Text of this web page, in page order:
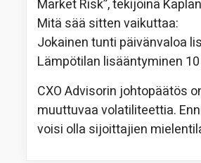
Market Risk”, tekijöinä
Mitä sää sitten vaikuttaa:
Jokainen tunti päivänvaloa
Lämpötilan lisääntyminen
CXO Advisorin johtopäätös
muuttuvaa volatiliteettia.
voisi olla sijoittajien